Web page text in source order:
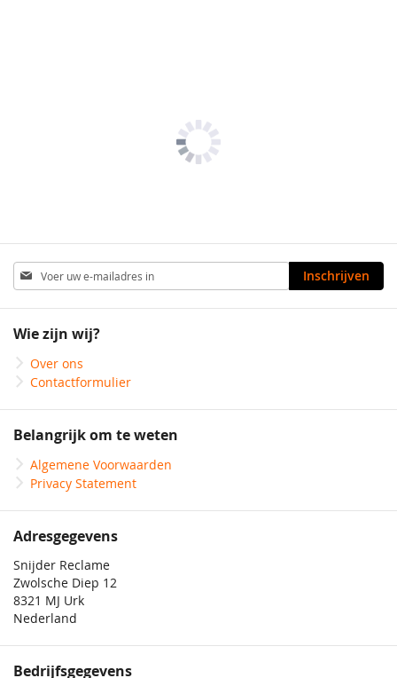
Abonneer
u
op
nieuwsbrief
Inschrijven
Wie zijn wij?
Over ons
Contactformulier
Belangrijk om te weten
Algemene Voorwaarden
Privacy Statement
Adresgegevens
Snijder Reclame
Zwolsche Diep 12
8321 MJ Urk
Nederland
Bedrijfsgegevens